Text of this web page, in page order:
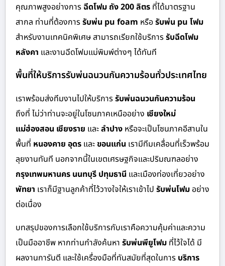
คุณภาพสูงอย่างการ ฉีดโฟม ถัง 200 ลิตร ที่ได้มาตรฐาน
สากล ท่านที่ต้องการรับพ่น pu foam หรือรับพ่น pu โฟม
สำหรับงานเทคนิคพิเศษ สามารถเรียกใช้บริการรับฉีดโฟม
หลังคา และงานฉีดโฟมแม่พิมพ์ต่างๆ ได้ทันที
พื้นที่ให้บริการรับพ่นฉนวนกันความร้อนทั่วประเทศไทย
เราพร้อมส่งทีมงานไปให้บริการรับพ่นฉนวนกันความร้อน
ถึงที่ ไม่ว่าท่านจะอยู่ในโซนภาคเหนืออย่าง เชียงใหม่
แม่ฮ่องสอน เชียงราย และลำปาง หรือจะเป็นโซนภาคอีสานใน
พื้นที่ หนองคาย อุดร และขอนแก่น เรามีทีมเคลื่อนที่เร็วพร้อม
ลุยงานทันที นอกจากนี้ในเขตเศรษฐกิจและปริมณฑลอย่าง
กรุงเทพมหานคร นนทบุรี ปทุมธานี และเมืองท่องเที่ยวอย่าง
พัทยา เราก็มีฐานลูกค้าที่ไว้วางใจให้เราเข้าไป รับพ่นโฟม อย่าง
ต่อเนื่อง
บทสรุปของการเลือกใช้บริการกับเราคือความคุ้มค่าและความ
เป็นมืออาชีพ หากท่านกำลังค้นหา รับพ่นพียูโฟม ที่ไว้ใจได้ มี
ผลงานการันตี และใช้เครื่องมือที่ทันสมัยที่สุดในการ บริการ